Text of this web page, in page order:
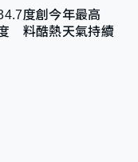
度創今年最高
料酷熱天氣持續